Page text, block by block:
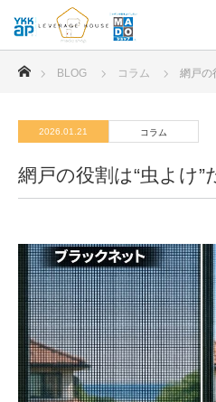
ホーム
BLOG コラム 網戸の
2026.01.21 コラム
網戸の役割は“虫よけ”